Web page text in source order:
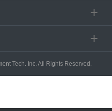
Tech. Inc. All Rights Reserved.